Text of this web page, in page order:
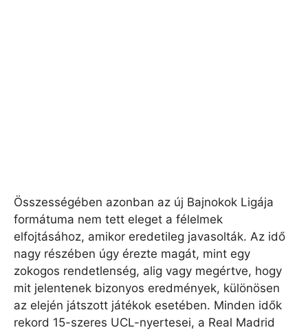
Összességében azonban az új Bajnokok Ligája
formátuma nem tett eleget a félelmek
elfojtásához, amikor eredetileg javasolták. Az idő
nagy részében úgy érezte magát, mint egy
zokogos rendetlenség, alig vagy megértve, hogy
mit jelentenek bizonyos eredmények, különösen
az elején játszott játékok esetében. Minden idők
rekord 15-szeres UCL-nyertesei, a Real Madrid